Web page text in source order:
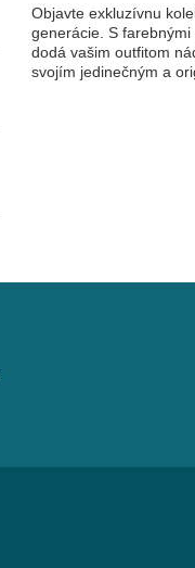
Objavte exkluzívnu
generácie. S
dodá vašim outfitom
svojím jedinečným a